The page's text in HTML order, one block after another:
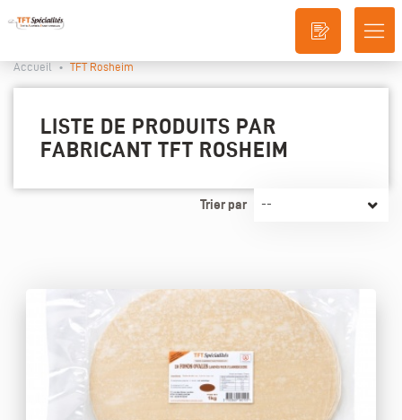
LA
Accueil • TFT Rosheim
LISTE DE PRODUITS PAR
FABRICANT TFT ROSHEIM
Trier par --